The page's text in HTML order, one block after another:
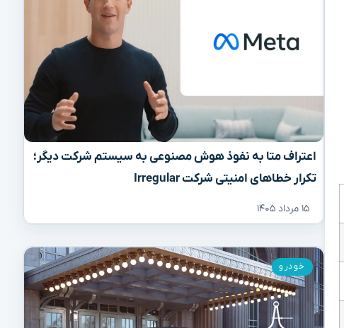
اعتراف متا به نفوذ هوش مصنوعی به سیستم شرکت دیگر؛
تکرار خطاهای امنیتی شرکت Irregular
۱۵ مرداد ۱۴۰۵
خودرو